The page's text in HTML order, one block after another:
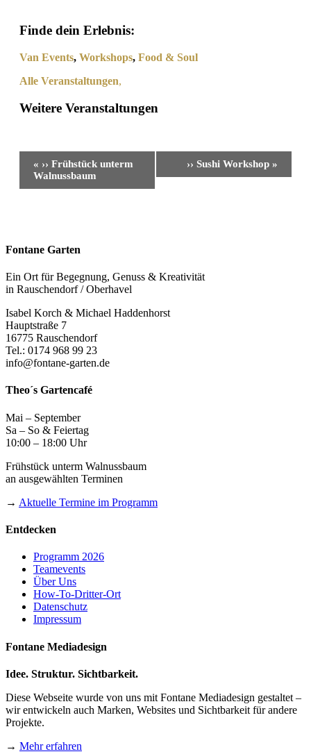
Finde dein Erlebnis:
Van Events, Workshops, Food & Soul
Alle Veranstaltungen,
Weitere Veranstaltungen
Veranstaltung-
Navigation
« ›› Frühstück unterm
Walnussbaum
›› Sushi Workshop »
Fontane Garten
Ein Ort für Begegnung, Genuss & Kreativität
in Rauschendorf / Oberhavel
Isabel Korch & Michael Haddenhorst
Hauptstraße 7
16775 Rauschendorf
Tel.: 0174 968 99 23
info@fontane-garten.de
Theo´s Gartencafé
Mai – September
Sa – So & Feiertag
10:00 – 18:00 Uhr
Frühstück unterm Walnussbaum
an ausgewählten Terminen
→ Aktuelle Termine im Programm
Entdecken
Programm 2026
Teamevents
Über Uns
How-To-Dritter-Ort
Datenschutz
Impressum
Fontane Mediadesign
Idee. Struktur. Sichtbarkeit.
Diese Webseite wurde von uns mit Fontane Mediadesign gestaltet –
wir entwickeln auch Marken, Websites und Sichtbarkeit für andere
Projekte.
→ Mehr erfahren